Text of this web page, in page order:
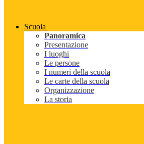
Scuola
Panoramica
Presentazione
I luoghi
Le persone
I numeri della scuola
Le carte della scuola
Organizzazione
La storia